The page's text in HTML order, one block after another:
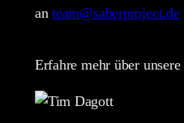
anteam@saberproject.de
Erfahre mehr über